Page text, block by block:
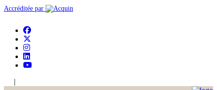
Accréditée par
|